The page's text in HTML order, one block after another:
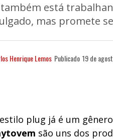
está
mas promete
Henrique Lemos Publicado 19 de
plug já é um
são uns dos